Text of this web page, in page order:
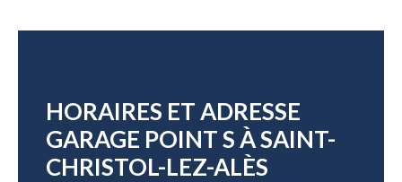
HORAIRES ET ADRESSE
GARAGE POINT S À SAINT-
CHRISTOL-LEZ-ALÈS